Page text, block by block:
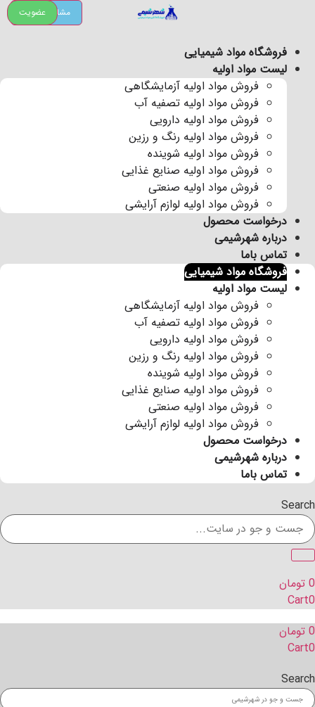
فروشگاه مواد شیمیایی
لیست مواد اولیه
فروش مواد اولیه آزمایشگاهی
فروش مواد اولیه تصفیه آب
فروش مواد اولیه دارویی
فروش مواد اولیه رنگ و رزین
فروش مواد اولیه شوینده
فروش مواد اولیه صنایع غذایی
فروش مواد اولیه صنعتی
فروش مواد اولیه لوازم آرایشی
درخواست محصول
درباره شهرشیمی
تماس باما
فروشگاه مواد شیمیایی
لیست مواد اولیه
فروش مواد اولیه آزمایشگاهی
فروش مواد اولیه تصفیه آب
فروش مواد اولیه دارویی
فروش مواد اولیه رنگ و رزین
فروش مواد اولیه شوینده
فروش مواد اولیه صنایع غذایی
فروش مواد اولیه صنعتی
فروش مواد اولیه لوازم آرایشی
درخواست محصول
درباره شهرشیمی
تماس باما
Search
0 تومان
0
Cart
0 تومان
0
Cart
Search
مشاوره رایگان
عضویت